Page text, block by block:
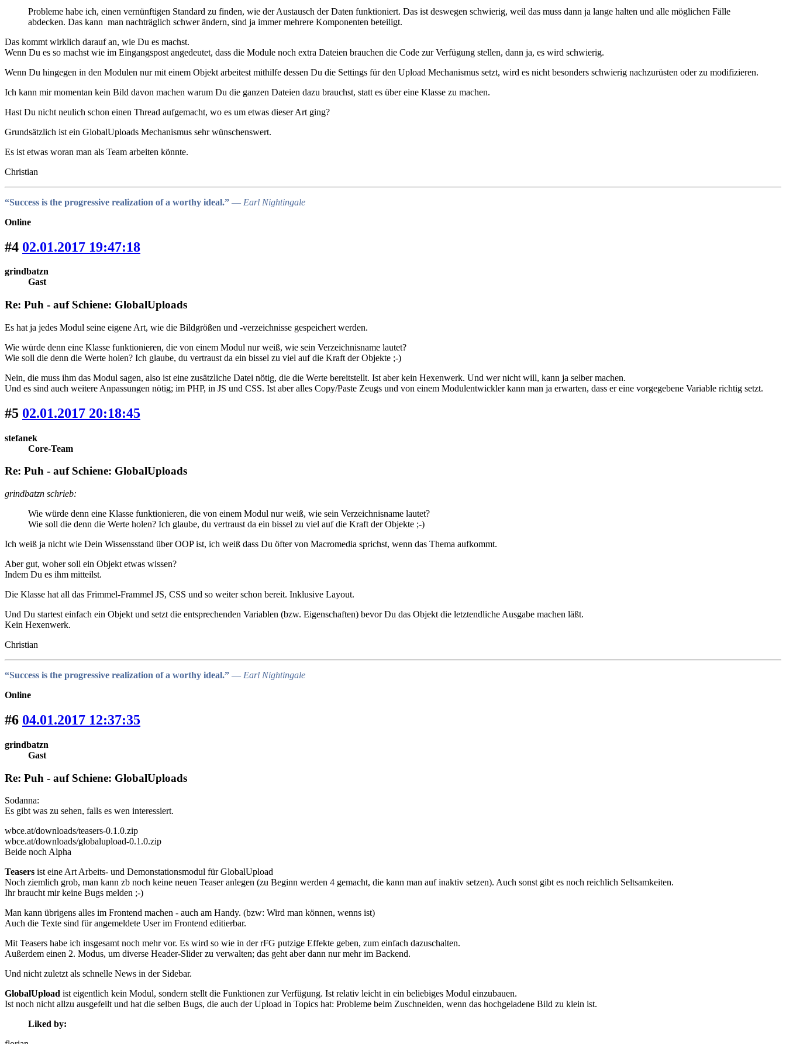
Probleme habe ich, einen vernünftigen Standard zu finden, wie der Austausch der Daten funktioniert. Das ist deswegen schwierig, weil das muss dann ja lange halten und alle möglichen Fälle
abdecken. Das kann man nachträglich schwer ändern, sind ja immer mehrere Komponenten beteiligt.
Das kommt wirklich darauf an, wie Du es machst.
Wenn Du es so machst wie im Eingangspost angedeutet, dass die Module noch extra Dateien brauchen die Code zur Verfügung stellen, dann ja, es wird schwierig.
Wenn Du hingegen in den Modulen nur mit einem Objekt arbeitest mithilfe dessen Du die Settings für den Upload Mechanismus setzt, wird es nicht besonders schwierig nachzurüsten oder zu modifizieren.
Ich kann mir momentan kein Bild davon machen warum Du die ganzen Dateien dazu brauchst, statt es über eine Klasse zu machen.
Hast Du nicht neulich schon einen Thread aufgemacht, wo es um etwas dieser Art ging?
Grundsätzlich ist ein GlobalUploads Mechanismus sehr wünschenswert.
Es ist etwas woran man als Team arbeiten könnte.
Christian
“Success is the progressive realization of a worthy ideal.” ― Earl Nightingale
Online
#4 02.01.2017 19:47:18
grindbatzn
Gast
Re: Puh - auf Schiene: GlobalUploads
Es hat ja jedes Modul seine eigene Art, wie die Bildgrößen und -verzeichnisse gespeichert werden.
Wie würde denn eine Klasse funktionieren, die von einem Modul nur weiß, wie sein Verzeichnisname lautet?
Wie soll die denn die Werte holen? Ich glaube, du vertraust da ein bissel zu viel auf die Kraft der Objekte ;-)
Nein, die muss ihm das Modul sagen, also ist eine zusätzliche Datei nötig, die die Werte bereitstellt. Ist aber kein Hexenwerk. Und wer nicht will, kann ja selber machen.
Und es sind auch weitere Anpassungen nötig; im PHP, in JS und CSS. Ist aber alles Copy/Paste Zeugs und von einem Modulentwickler kann man ja erwarten, dass er eine vorgegebene Variable richtig setzt.
#5 02.01.2017 20:18:45
stefanek
Core-Team
Re: Puh - auf Schiene: GlobalUploads
grindbatzn schrieb:
Wie würde denn eine Klasse funktionieren, die von einem Modul nur weiß, wie sein Verzeichnisname lautet?
Wie soll die denn die Werte holen? Ich glaube, du vertraust da ein bissel zu viel auf die Kraft der Objekte ;-)
Ich weiß ja nicht wie Dein Wissensstand über OOP ist, ich weiß dass Du öfter von Macromedia sprichst, wenn das Thema aufkommt.
Aber gut, woher soll ein Objekt etwas wissen?
Indem Du es ihm mitteilst.
Die Klasse hat all das Frimmel-Frammel JS, CSS und so weiter schon bereit. Inklusive Layout.
Und Du startest einfach ein Objekt und setzt die entsprechenden Variablen (bzw. Eigenschaften) bevor Du das Objekt die letztendliche Ausgabe machen läßt.
Kein Hexenwerk.
Christian
“Success is the progressive realization of a worthy ideal.” ― Earl Nightingale
Online
#6 04.01.2017 12:37:35
grindbatzn
Gast
Re: Puh - auf Schiene: GlobalUploads
Sodanna:
Es gibt was zu sehen, falls es wen interessiert.
wbce.at/downloads/teasers-0.1.0.zip
wbce.at/downloads/globalupload-0.1.0.zip
Beide noch Alpha
Teasers ist eine Art Arbeits- und Demonstationsmodul für GlobalUpload
Noch ziemlich grob, man kann zb noch keine neuen Teaser anlegen (zu Beginn werden 4 gemacht, die kann man auf inaktiv setzen). Auch sonst gibt es noch reichlich Seltsamkeiten.
Ihr braucht mir keine Bugs melden ;-)
Man kann übrigens alles im Frontend machen - auch am Handy. (bzw: Wird man können, wenns ist)
Auch die Texte sind für angemeldete User im Frontend editierbar.
Mit Teasers habe ich insgesamt noch mehr vor. Es wird so wie in der rFG putzige Effekte geben, zum einfach dazuschalten.
Außerdem einen 2. Modus, um diverse Header-Slider zu verwalten; das geht aber dann nur mehr im Backend.
Und nicht zuletzt als schnelle News in der Sidebar.
GlobalUpload ist eigentlich kein Modul, sondern stellt die Funktionen zur Verfügung. Ist relativ leicht in ein beliebiges Modul einzubauen.
Ist noch nicht allzu ausgefeilt und hat die selben Bugs, die auch der Upload in Topics hat: Probleme beim Zuschneiden, wenn das hochgeladene Bild zu klein ist.
Liked by: